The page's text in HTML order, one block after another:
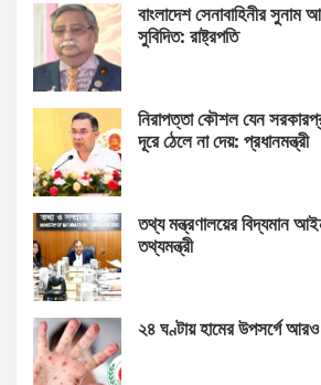
বাংলাদেশ সেনাবাহিনীর সুনাম
সুবিদিত: রাষ্ট্রপতি
নিরাপত্তা কৌশল যেন
দূরে ঠেলে না দেয়: প্রধানমন্ত্রী
তথ্য মন্ত্রণালয়ের বিদ্যমান
তথ্যমন্ত্রী
২৪ ঘণ্টায় হামের উপসর্গে